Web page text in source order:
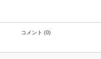
コメント (0)